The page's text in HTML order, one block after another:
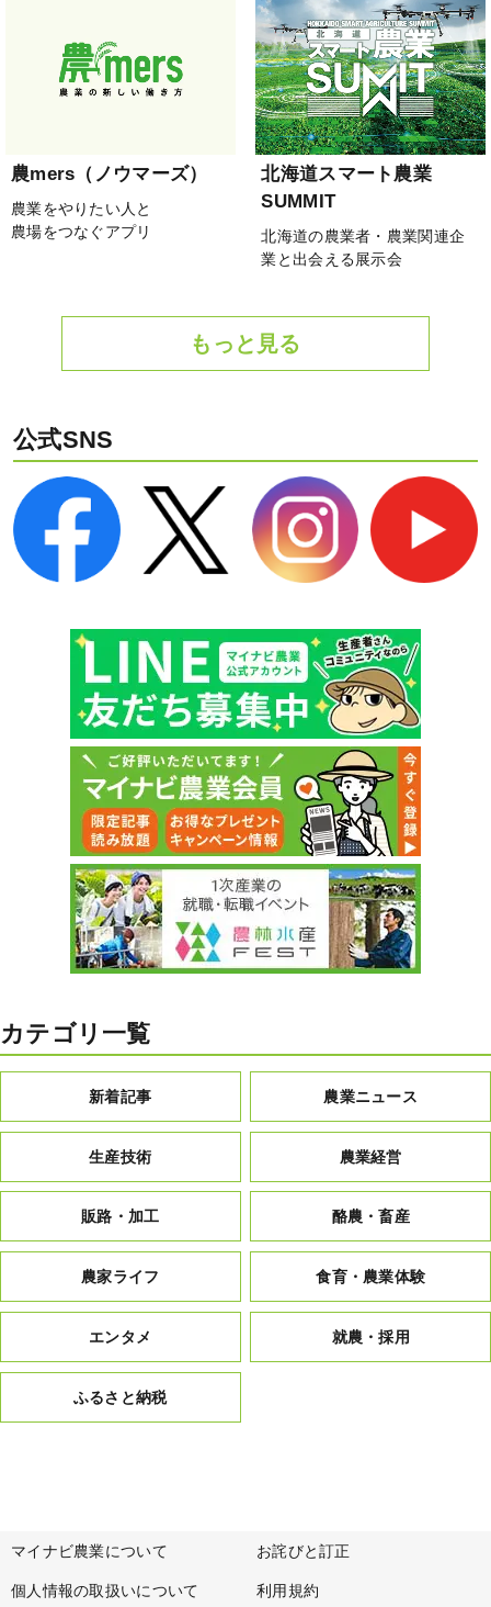
農mers（ノウマーズ）
農業をやりたい人と
農場をつなぐアプリ
北海道スマート農業
SUMMIT
北海道の農業者・農業関連企
業と出会える展示会
もっと見る
公式SNS
カテゴリ一覧
新着記事 農業ニュース
生産技術 農業経営
販路・加工 酪農・畜産
農家ライフ 食育・農業体験
エンタメ 就農・採用
ふるさと納税
マイナビ農業について お詫びと訂正
個人情報の取扱いについて 利用規約